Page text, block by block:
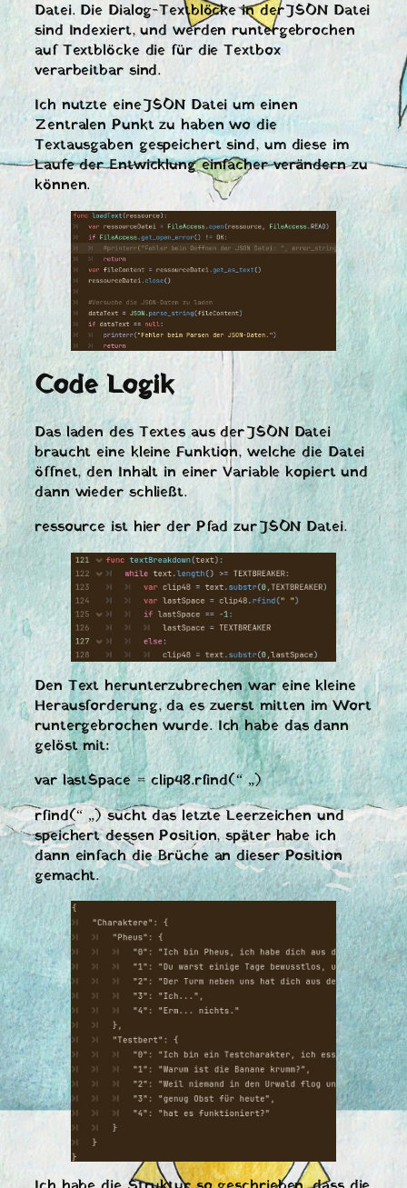
Datei. Die Dialog-Textblöcke in der JSON Datei
sind Indexiert, und werden runtergebrochen
auf Textblöcke die für die Textbox
verarbeitbar sind.
Ich nutzte eine JSON Datei um einen
Zentralen Punkt zu haben wo die
Textausgaben gespeichert sind, um diese im
Laufe der Entwicklung einfacher verändern zu
können.
Code Logik
Das laden des Textes aus der JSON Datei
braucht eine kleine Funktion, welche die Datei
öffnet, den Inhalt in einer Variable kopiert und
dann wieder schließt.
ressource ist hier der Pfad zur JSON Datei.
Den Text herunterzubrechen war eine kleine
Herausforderung, da es zuerst mitten im Wort
runtergebrochen wurde. Ich habe das dann
gelöst mit:
var lastSpace = clip48.rfind(“ „)
rfind(“ „) sucht das letzte Leerzeichen und
speichert dessen Position, später habe ich
dann einfach die Brüche an dieser Position
gemacht.